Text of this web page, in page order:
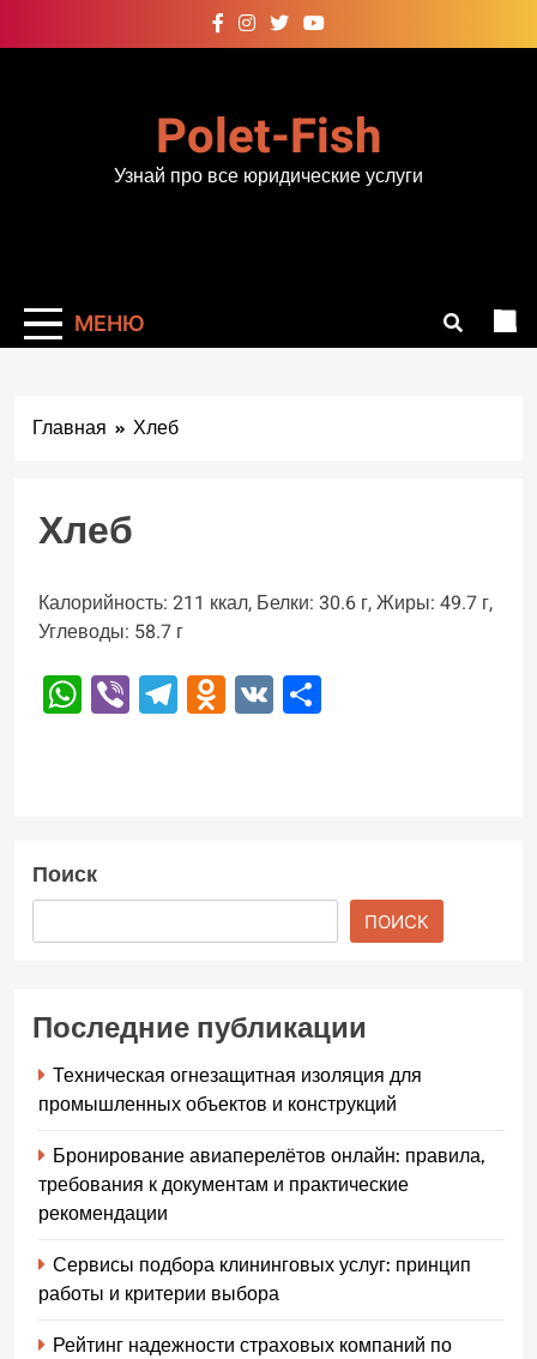
к
Polet-Fish
Узнай про все юридические услуги
МЕНЮ
Главная Хлеб
Хлеб
Калорийность: 211 ккал, Белки: 30.6 г, Жиры: 49.7 г,
Углеводы: 58.7 г
WhatsApp
ViberTelegram
Odnoklassniki
VK
Поиск
ПОИСК
Последние публикации
Техническая огнезащитная изоляция для
промышленных объектов и конструкций
Бронирование авиаперелётов онлайн: правила,
требования к документам и практические
рекомендации
Сервисы подбора клининговых услуг: принцип
работы и критерии выбора
Рейтинг надежности страховых компаний по